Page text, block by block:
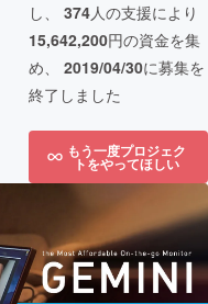
し、 374人の支援により
15,642,200円の資金を集
め、 2019/04/30に募集を
終了しました
もう一度プロジェク
トをやってほしい